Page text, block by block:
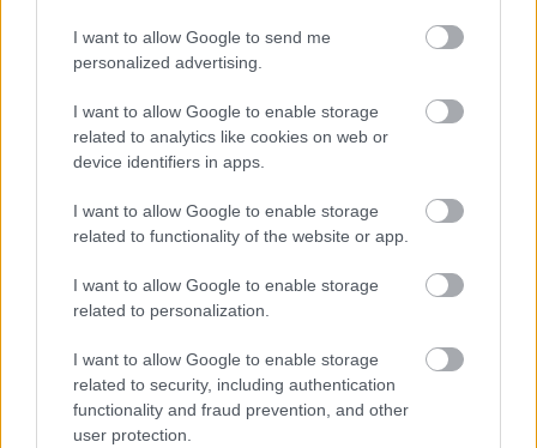
I want to allow Google to send me
personalized advertising.
I want to allow Google to enable storage
related to analytics like cookies on web or
device identifiers in apps.
I want to allow Google to enable storage
related to functionality of the website or app.
I want to allow Google to enable storage
related to personalization.
I want to allow Google to enable storage
related to security, including authentication
functionality and fraud prevention, and other
user protection.
THE ΚΛΙΚERS ΘΑΝΑΣΗΣ ΧΕΙΜΩΝΑΣ
Σχετικά άρθρα
Η Αντιγόνη Κουλουκάκου μιλά στο
ΚΛΙΚ για τη ζωή μετά τη μητρότητα
Αλέξανδρος Τσουβέλας στο ΚΛΙΚ: Η
γνωριμία του με την Εύα και η πρώτη
του φορά